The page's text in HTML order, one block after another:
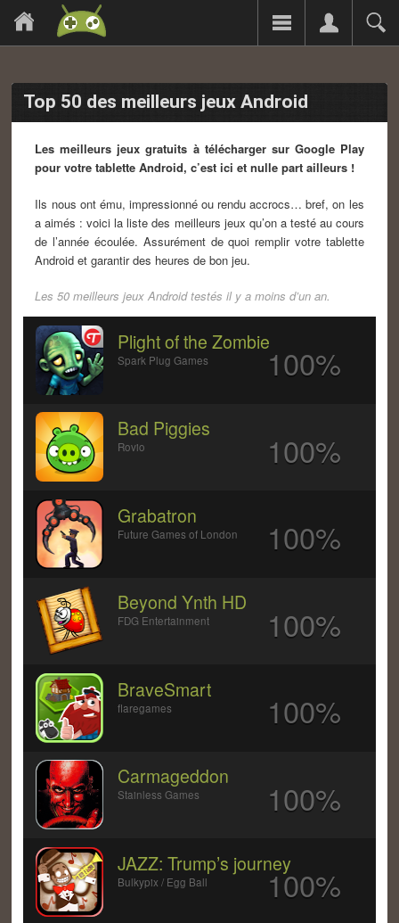
Top 50 des meilleurs jeux Android
Les meilleurs jeux gratuits à télécharger sur Google Play
pour votre tablette Android, c’est ici et nulle part ailleurs !
Ils nous ont ému, impressionné ou rendu accrocs… bref, on les
a aimés : voici la liste des meilleurs jeux qu’on a testé au cours
de l’année écoulée. Assurément de quoi remplir votre tablette
Android et garantir des heures de bon jeu.
Les 50 meilleurs jeux Android testés il y a moins d’un an.
Plight of the Zombie
Spark Plug Games 100%
Bad Piggies
Rovio 100%
Grabatron
Future Games of London 100%
Beyond Ynth HD
FDG Entertainment 100%
BraveSmart
flaregames 100%
Carmageddon
Stainless Games 100%
JAZZ: Trump’s journey
Bulkypix / Egg Ball 100%